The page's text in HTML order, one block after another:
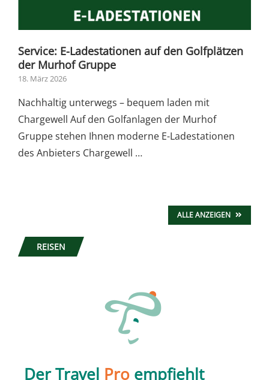
Service: E-Ladestationen auf den Golfplätzen
der Murhof Gruppe
18. März 2026
Nachhaltig unterwegs – bequem laden mit
Chargewell Auf den Golfanlagen der Murhof
Gruppe stehen Ihnen moderne E-Ladestationen
des Anbieters Chargewell …
ALLE ANZEIGEN
REISEN
Der Travel Pro empfiehlt